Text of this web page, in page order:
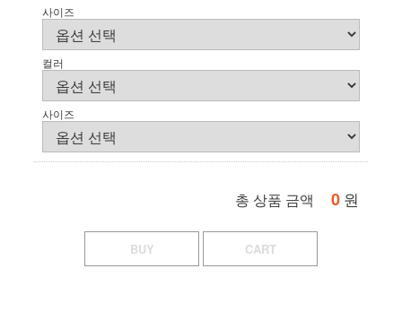
사이즈
컬러
사이즈
총 상품 금액 0 원
BUY CART